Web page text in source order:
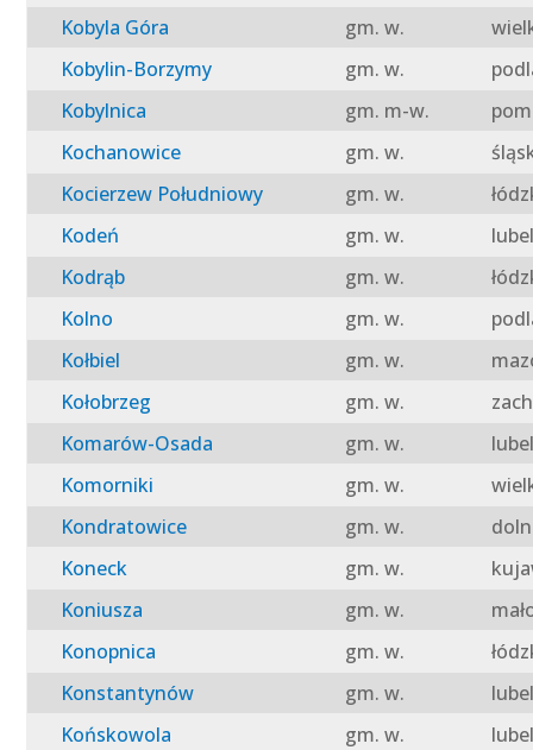
Kobyla Góra
gm. w.
Kobylin-Borzymy
gm. w.
Kobylnica
gm. m-w.
Kochanowice
gm. w.
Kocierzew Południowy
gm. w.
Kodeń
gm. w.
Kodrąb
gm. w.
Kolno
gm. w.
Kołbiel
gm. w.
Kołobrzeg
gm. w.
Komarów-Osada
gm. w.
Komorniki
gm. w.
Kondratowice
gm. w.
Koneck
gm. w.
Koniusza
gm. w.
Konopnica
gm. w.
Konstantynów
gm. w.
Końskowola
gm. w.